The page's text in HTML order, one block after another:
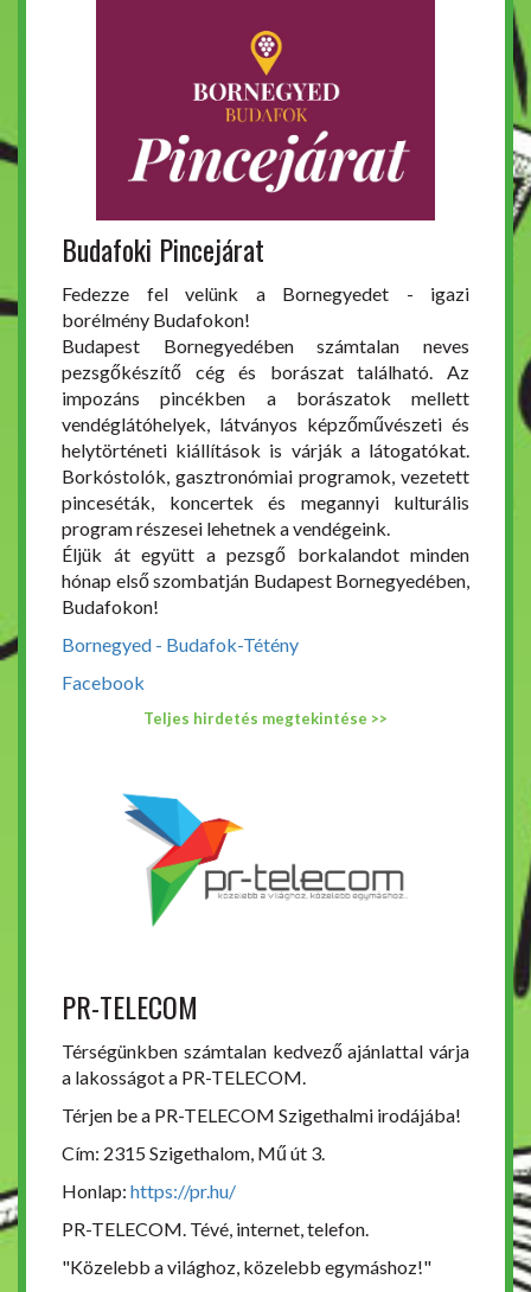
Budafoki Pincejárat
Fedezze fel velünk a Bornegyedet - igazi
borélmény Budafokon!
Budapest Bornegyedében számtalan neves
pezsgőkészítő cég és borászat található. Az
impozáns pincékben a borászatok mellett
vendéglátóhelyek, látványos képzőművészeti és
helytörténeti kiállítások is várják a látogatókat.
Borkóstolók, gasztronómiai programok, vezetett
pinceséták, koncertek és megannyi kulturális
program részesei lehetnek a vendégeink.
Éljük át együtt a pezsgő borkalandot minden
hónap első szombatján Budapest Bornegyedében,
Budafokon!
Bornegyed - Budafok-Tétény
Facebook
Teljes hirdetés megtekintése >>
PR-TELECOM
Térségünkben számtalan kedvező ajánlattal várja
a lakosságot a PR-TELECOM.
Térjen be a PR-TELECOM Szigethalmi irodájába!
Cím: 2315 Szigethalom, Mű út 3.
Honlap: https://pr.hu/
PR-TELECOM. Tévé, internet, telefon.
"Közelebb a világhoz, közelebb egymáshoz!"